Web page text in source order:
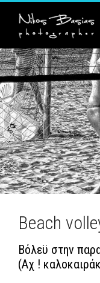
Beach
Βόλεϋ στην
(Αχ !